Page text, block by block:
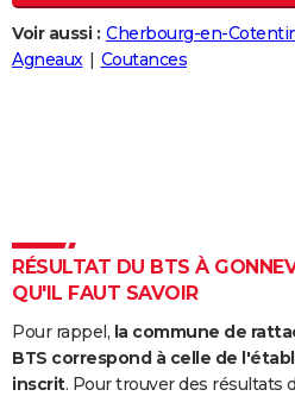
Destinations
City break
Voyage nature
Voyage de noces
Forum
Climat
+
PHOTO
Dictionnaire
Biographies
Citations
Expressions
Proverbes
PROGRAMME TV
S'inscrire
Se connecter
Lycées
Collèges
Primaires
Universités
Entreprises
Service militaire
Avis de recherche
AVIS DE DÉCÈS
Voir aussi : Cherbourg-en-
Agneaux
Coutances
RÉSULTAT DU BTS À
QU'IL FAUT SAVOIR
Pour rappel, la commune de
BTS correspond à celle de
inscrit. Pour trouver des résultats